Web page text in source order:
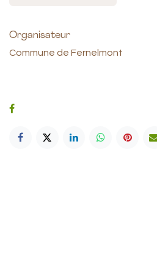
Organisateur
Commune de Fernelmont